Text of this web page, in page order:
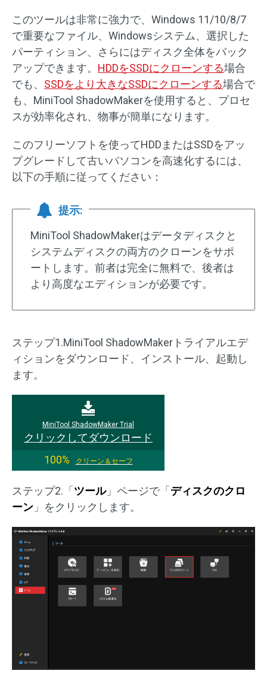
このツールは非常に強力で、Windows 11/10/8/7
で重要なファイル、Windowsシステム、選択した
パーティション、さらにはディスク全体をバック
アップできます。 HDDをSSDにクローンする場合
でも、 SSDをより大きなSSDにクローンする場合で
も、MiniTool ShadowMakerを使用すると、プロセ
スが効率化され、物事が簡単になります。
このフリーソフトを使ってHDDまたはSSDをアッ
プグレードして古いパソコンを高速化するには、
以下の手順に従ってください：
提示:
MiniTool ShadowMakerはデータディスクと
システムディスクの両方のクローンをサポ
ートします。前者は完全に無料で、後者は
より高度なエディションが必要です。
ステップ1.MiniTool ShadowMakerトライアルエデ
ィションをダウンロード、インストール、起動し
ます。
MiniTool ShadowMaker Trial
クリックしてダウンロード
100%
クリーン＆セーフ
ステップ2.「 ツール」ページで「 ディスクのクロ
ーン 」をクリックします。